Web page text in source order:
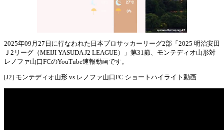
2025年09月27日に行なわれた日本プロサッカーリーグ2部「2025 明治安田
Ｊ2リーグ（MEIJI YASUDA J2 LEAGUE）」第31節、モンテディオ山形対
レノファ山口FCのYouTube速報動画です。
[J2] モンテディオ山形 vs レノファ山口FC ショートハイライト動画